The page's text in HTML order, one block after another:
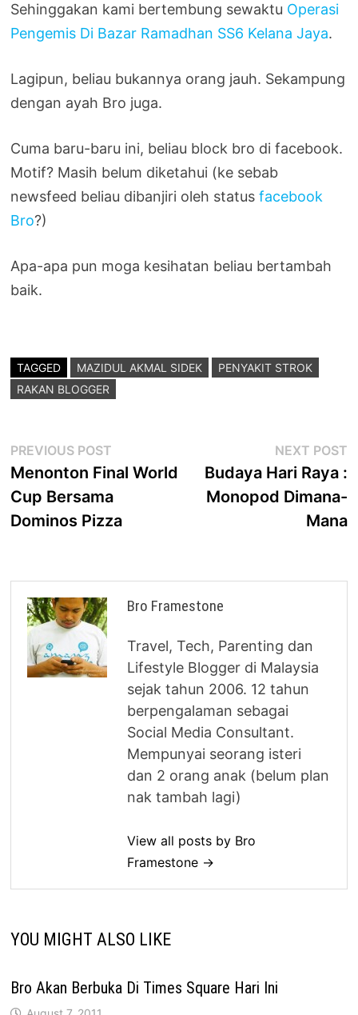
Sehinggakan kami bertembung sewaktu Operasi
Pengemis Di Bazar Ramadhan SS6 Kelana Jaya.
Lagipun, beliau bukannya orang jauh. Sekampung
dengan ayah Bro juga.
Cuma baru-baru ini, beliau block bro di facebook.
Motif? Masih belum diketahui (ke sebab
newsfeed beliau dibanjiri oleh statusfacebook
Bro?)
Apa-apa pun moga kesihatan beliau bertambah
baik.
TAGGED MAZIDUL AKMAL SIDEK
PENYAKIT STROK
RAKAN BLOGGER
Post
navigation
PREVIOUS POST
post:
Menonton Final World
Cup Bersama
Dominos Pizza
NEXT POST
Budaya Hari Raya :
Monopod Dimana-
Mana
Bro Framestone
Travel, Tech, Parenting dan
Lifestyle Blogger di Malaysia
sejak tahun 2006. 12 tahun
berpengalaman sebagai
Social Media Consultant.
Mempunyai seorang isteri
dan 2 orang anak (belum plan
nak tambah lagi)
View all posts by Bro
Framestone →
YOU MIGHT ALSO LIKE
Bro Akan Berbuka Di Times Square Hari Ini